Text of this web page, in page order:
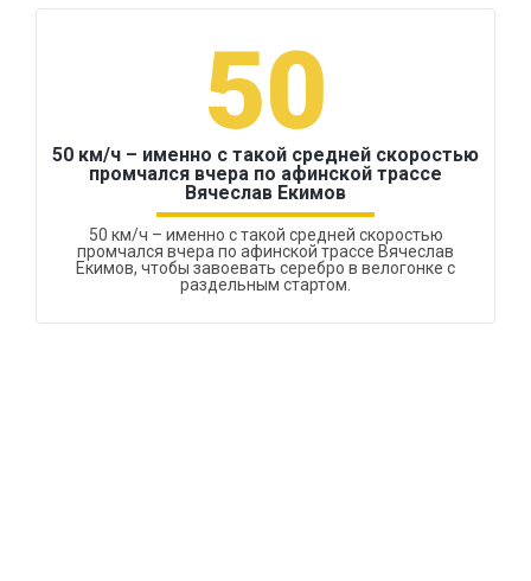
50
50 км/ч – именно с такой средней скоростью
промчался вчера по афинской трассе
Вячеслав Екимов
50 км/ч – именно с такой средней скоростью
промчался вчера по афинской трассе Вячеслав
Екимов, чтобы завоевать серебро в велогонке с
раздельным стартом.